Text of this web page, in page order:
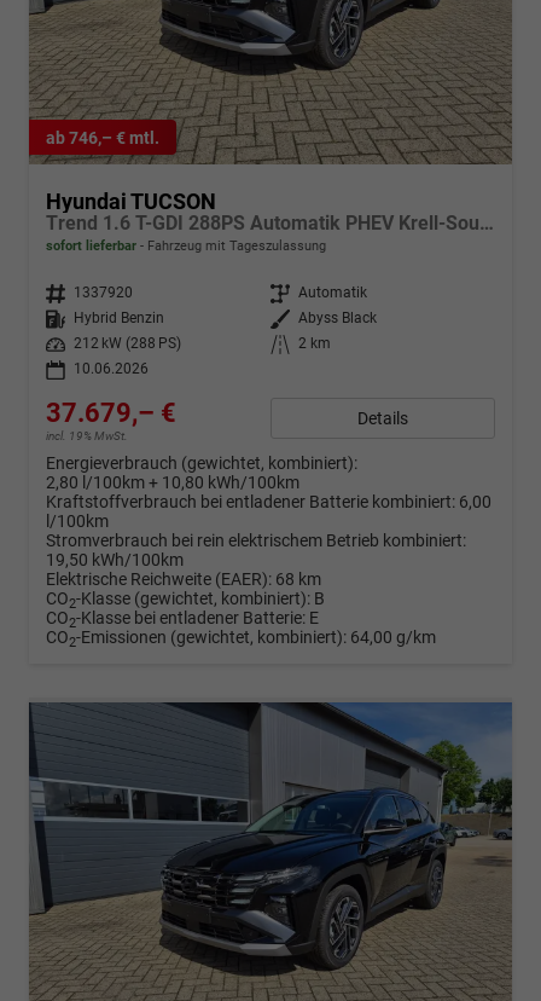
ab 746,– € mtl.
Hyundai TUCSON
Trend 1.6 T-GDI 288PS Automatik PHEV Krell-Sound Teill-Leder elektr. Heckklappe ACC Klimaautomatik Sitzheizung Lenkrandheizung Navi PDC v+h Rückf.Kamera Apple CarPlay + Android Auto 2xKeyless 19-LM vollelektr. Reichweite 68KM
sofort lieferbar Fahrzeug mit Tageszulassung
Fahrzeugnr. 1337920 Getriebe Automatik
Kraftstoff
Hybrid Benzin Außenfarbe Abyss Black
Leistung
212 kW (288 PS) Kilometerstand
2 km
10.06.2026
37.679,– €
incl. 19% MwSt.
Details
Energieverbrauch (gewichtet, kombiniert):
2,80 l/100km + 10,80 kWh/100km
Kraftstoffverbrauch bei entladener Batterie kombiniert: 6,00
l/100km
Stromverbrauch bei rein elektrischem Betrieb kombiniert:
19,50 kWh/100km
Elektrische Reichweite (EAER): 68 km
CO2-Klasse (gewichtet, kombiniert): B
CO2-Klasse bei entladener Batterie: E
CO2-Emissionen (gewichtet, kombiniert): 64,00 g/km